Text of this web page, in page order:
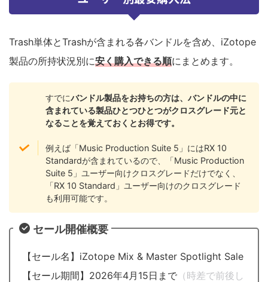
Trash単体とTrashが含まれる各バンドルを含め、iZotope
製品の所持状況別に安く購入できる順にまとめます。
すでにバンドル製品をお持ちの方は、バンドルの中に
含まれている製品ひとつひとつがクロスグレード元と
なることを覚えておくとお得です。
例えば「Music Production Suite 5」にはRX 10
Standardが含まれているので、「Music Production
Suite 5」ユーザー向けクロスグレードだけでなく、
「RX 10 Standard」ユーザー向けのクロスグレード
も利用可能です。
セール開催概要
【セール名】iZotope Mix & Master Spotlight Sale
【セール期間】2026年4月15日まで （時差で前後し